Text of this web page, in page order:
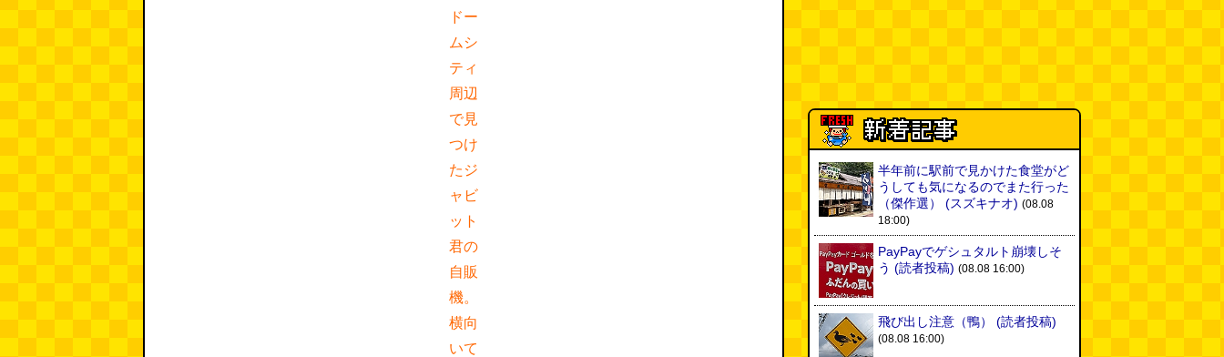
ドー
ムシ
ティ
周辺
で見
つけ
たジ
ャビ
ット
君の
自販
機。
横向
いて
半年前に駅前で見かけた食堂がど
うしても気になるのでまた行った
（傑作選）
(スズキナオ) (08.08
18:00)
PayPayでゲシュタルト崩壊しそ
う (読者投稿) (08.08 16:00)
飛び出し注意（鴨） (読者投稿)
(08.08 16:00)